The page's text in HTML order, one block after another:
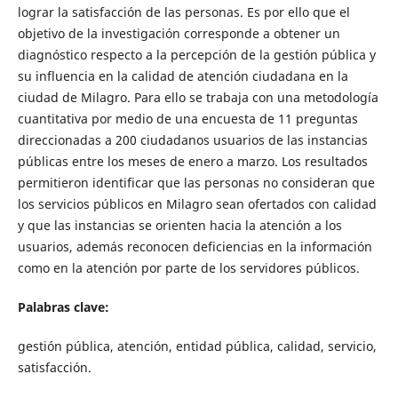
lograr la satisfacción de las personas. Es por ello que el
objetivo de la investigación corresponde a obtener un
diagnóstico respecto a la percepción de la gestión pública y
su influencia en la calidad de atención ciudadana en la
ciudad de Milagro. Para ello se trabaja con una metodología
cuantitativa por medio de una encuesta de 11 preguntas
direccionadas a 200 ciudadanos usuarios de las instancias
públicas entre los meses de enero a marzo. Los resultados
permitieron identificar que las personas no consideran que
los servicios públicos en Milagro sean ofertados con calidad
y que las instancias se orienten hacia la atención a los
usuarios, además reconocen deficiencias en la información
como en la atención por parte de los servidores públicos.
Palabras clave:
gestión pública, atención, entidad pública, calidad, servicio,
satisfacción.